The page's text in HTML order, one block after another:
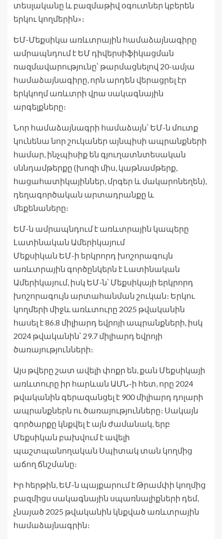
տեսլականը և բազմաթիվ օգուտներ կբերեն
երկու կողմերին»։
ԵՄ-Մեքսիկա առևտրային համաձայնագիրը
ամրապնդում է ԵՄ դիվերսիֆիկացման
ռազմավարությունը՝ թարմացնելով 20-ամյա
համաձայնագիրը, որն արդեն վերացրել էր
երկկողմ առևտրի վրա սակագնային
արգելքները։
Նոր համաձայնագրի համաձայն՝ ԵՄ-ն մուտք
կունենա նոր շուկաներ այնպիսի ապրանքների
համար, ինչպիսիք են գյուղատնտեսական
սննդամթերքը (խոզի միս, կաթնամթերք,
հացահատիկայիններ, մրգեր և մակարոնեղեն),
դեղագործական արտադրանքը և
մեքենաները։
ԵՄ-ն ամրապնդում է առևտրային կապերը
Լատինական Ամերիկայում
Մեքսիկան ԵՄ-ի երկրորդ խոշորագույն
առևտրային գործընկերն է Լատինական
Ամերիկայում, իսկ ԵՄ-ն՝ Մեքսիկայի երկրորդ
խոշորագույն արտահանման շուկան։ Երկու
կողմերի միջև առևտուրը 2025 թվականին
հասել է 86.8 միլիարդ եվրոյի ապրանքների, իսկ
2024 թվականին՝ 29.7 միլիարդ եվրոյի
ծառայությունների։
Այս թվերը շատ ավելի փոքր են, քան Մեքսիկայի
առևտուրը իր հարևան ԱՄՆ-ի հետ, որը 2024
թվականին գերազանցել է 900 միլիարդ դոլարի
ապրանքներն ու ծառայությունները։ Սակայն
գործարքը կնքվել է այն ժամանակ, երբ
Մեքսիկան բախվում է ավելի
պաշտպանողական Սպիտակ տան կողմից
աճող ճնշմանը։
Իր հերթին, ԵՄ-ն պայքարում է Թրամփի կողմից
բազմիցս սակագնային սպառնալիքների դեմ,
չնայած 2025 թվականին կնքված առևտրային
համաձայնագրին։